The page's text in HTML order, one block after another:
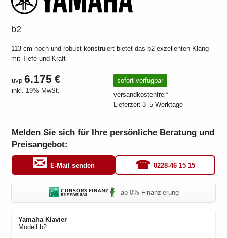
b2
113 cm hoch und robust konstruiert bietet das b2 exzellenten Klang
mit Tiefe und Kraft
uvp6.175 €
inkl. 19% MwSt.
sofort verfügbar
versandkostenfrei*
Lieferzeit 3–5 Werktage
Melden Sie sich für Ihre persönliche Beratung und
Preisangebot:
E-Mail senden 0228-46 15 15
ab 0%-Finanzierung
Yamaha Klavier
Modell
b2